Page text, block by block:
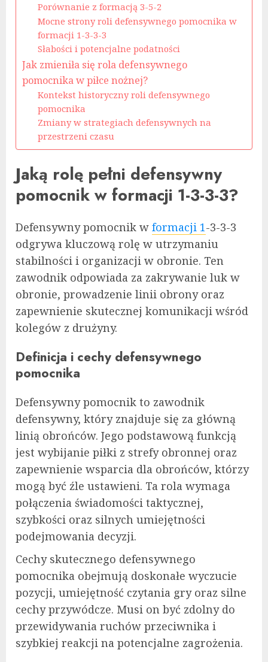
Porównanie z formacją 3-5-2
Mocne strony roli defensywnego pomocnika w
formacji 1-3-3-3
Słabości i potencjalne podatności
Jak zmieniła się rola defensywnego
pomocnika w piłce nożnej?
Kontekst historyczny roli defensywnego
pomocnika
Zmiany w strategiach defensywnych na
przestrzeni czasu
Jaką rolę pełni defensywny
pomocnik w formacji 1-3-3-3?
Defensywny pomocnik w formacji 1-3-3-3
odgrywa kluczową rolę w utrzymaniu
stabilności i organizacji w obronie. Ten
zawodnik odpowiada za zakrywanie luk w
obronie, prowadzenie linii obrony oraz
zapewnienie skutecznej komunikacji wśród
kolegów z drużyny.
Definicja i cechy defensywnego
pomocnika
Defensywny pomocnik to zawodnik
defensywny, który znajduje się za główną
linią obrońców. Jego podstawową funkcją
jest wybijanie piłki z strefy obronnej oraz
zapewnienie wsparcia dla obrońców, którzy
mogą być źle ustawieni. Ta rola wymaga
połączenia świadomości taktycznej,
szybkości oraz silnych umiejętności
podejmowania decyzji.
Cechy skutecznego defensywnego
pomocnika obejmują doskonałe wyczucie
pozycji, umiejętność czytania gry oraz silne
cechy przywódcze. Musi on być zdolny do
przewidywania ruchów przeciwnika i
szybkiej reakcji na potencjalne zagrożenia.